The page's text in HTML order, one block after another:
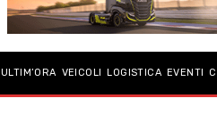
ULTIM’ORA VEICOLI LOGISTICA EVENTI